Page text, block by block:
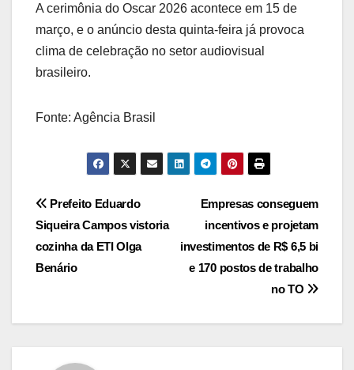
A cerimônia do Oscar 2026 acontece em 15 de
março, e o anúncio desta quinta-feira já provoca
clima de celebração no setor audiovisual
brasileiro.
Fonte: Agência Brasil
Post
navigation
Empresas conseguem
incentivos e projetam
investimentos de R$ 6,5 bi
e 170 postos de trabalho
no TO
Prefeito Eduardo
Siqueira Campos vistoria
cozinha da ETI Olga
Benário